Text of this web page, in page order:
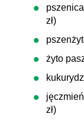
zł)
żyto
zł)